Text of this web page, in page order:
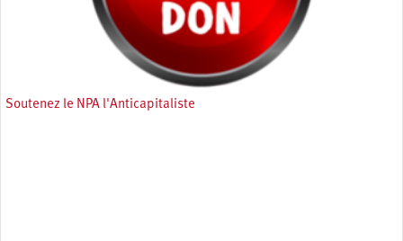
Soutenez le NPA l'Anticapitaliste